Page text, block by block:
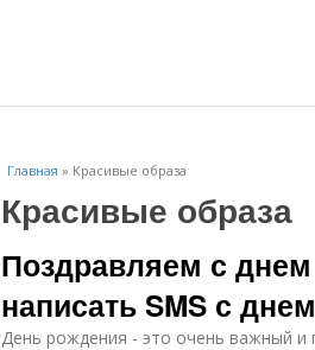
Главная » Красивые образа
Красивые образа
Поздравляем с
написать SMS с
День рождения - это очень важный и